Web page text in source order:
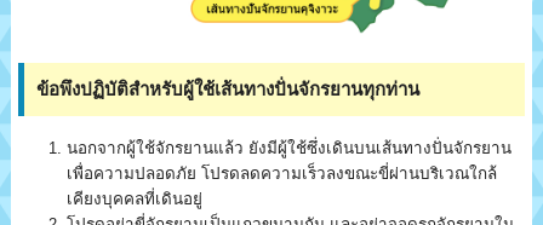
ข้อพึงปฏิบัติสำหรับผู้ใช้เส้นทางปั่นจักรยานทุกท่าน
นอกจากผู้ใช้จักรยานแล้ว ยังมีผู้ใช้ซึ่งเดินบนเส้นทางปั่นจักรยาน
เพื่อความปลอดภัย โปรดลดความเร็วลงขณะขี่ผ่านบริเวณใกล้
เคียงบุคคลที่เดินอยู่